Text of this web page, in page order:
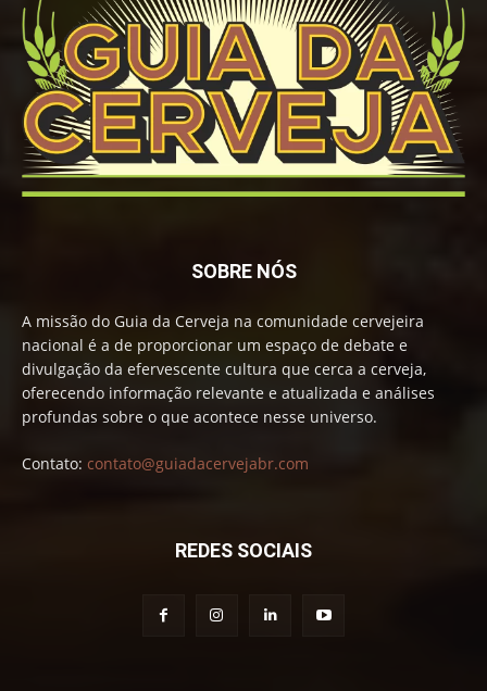
SOBRE NÓS
A missão do Guia da Cerveja na comunidade cervejeira
nacional é a de proporcionar um espaço de debate e
divulgação da efervescente cultura que cerca a cerveja,
oferecendo informação relevante e atualizada e análises
profundas sobre o que acontece nesse universo.
Contato: contato@guiadacervejabr.com
REDES SOCIAIS